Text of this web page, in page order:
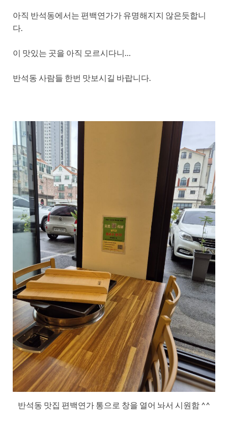
아직 반석동에서는 편백연가가 유명해지지 않은듯합니
다.
이 맛있는 곳을 아직 모르시다니…
반석동 사람들 한번 맛보시길 바랍니다.
반석동 맛집 편백연가 통으로 창을 열어 놔서 시원함 ^^